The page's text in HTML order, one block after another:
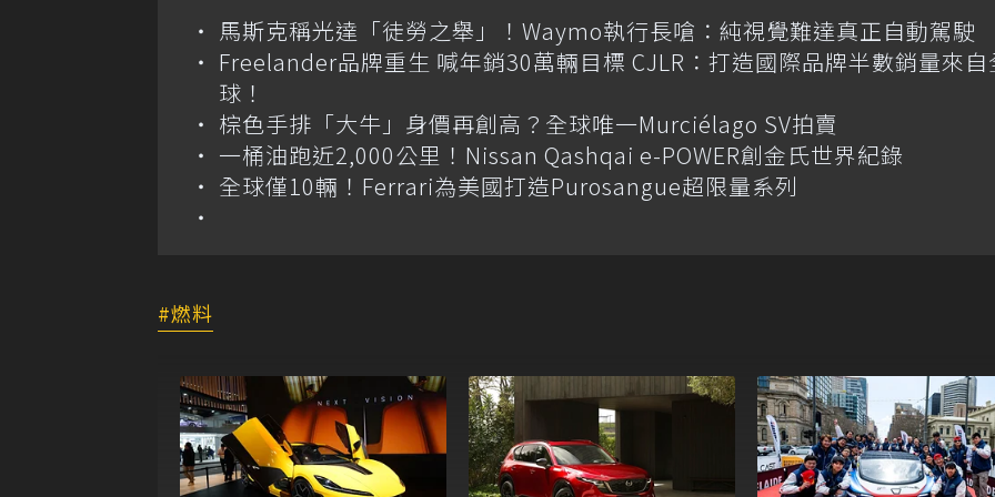
馬斯克稱光達「徒勞之舉」！Waymo執行長嗆：純視覺難達真正自動駕駛
Freelander品牌重生 喊年銷30萬輛目標 CJLR：打造國際品牌半數銷量來自
球！
棕色手排「大牛」身價再創高？全球唯一Murciélago SV拍賣
一桶油跑近2,000公里！Nissan Qashqai e-POWER創金氏世界紀錄
全球僅10輛！Ferrari為美國打造Purosangue超限量系列
燃料